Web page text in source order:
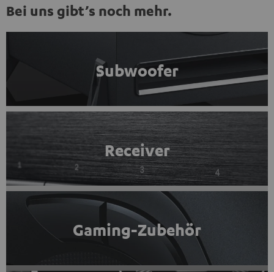
Bei uns gibt’s noch mehr.
Subwoofer
Receiver
Gaming-Zubehör